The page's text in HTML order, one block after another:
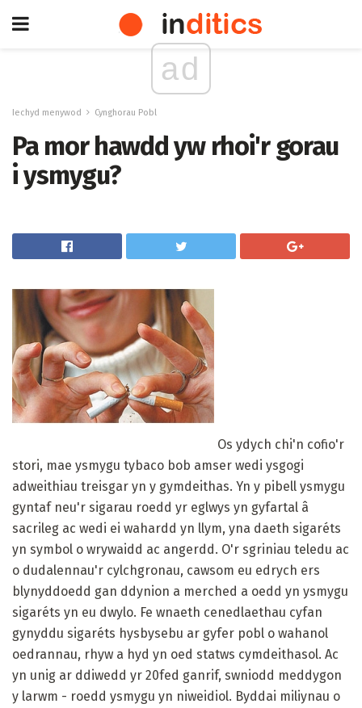
ad
Iechyd menywod Cynghorau Pobl
Pa mor hawdd yw rhoi'r gorau
i ysmygu?
Os ydych chi'n cofio'r
stori, mae ysmygu tybaco bob amser wedi ysgogi
adweithiau treisgar yn y gymdeithas. Yn y pibell ysmygu
gyntaf neu'r sigarau roedd yr eglwys yn gyfartal â
sacrileg ac wedi ei wahardd yn llym, yna daeth sigaréts
yn symbol o wrywaidd ac angerdd. O'r sgriniau teledu ac
o dudalennau'r cylchgronau, cawsom eu edrych ers
blynyddoedd gan ddynion a merched a oedd yn ysmygu
sigaréts yn eu dwylo. Fe wnaeth cenedlaethau cyfan
gynyddu sigaréts hysbysebu ar gyfer pobl o wahanol
oedrannau, rhyw a hyd yn oed statws cymdeithasol. Ac
yn unig ar ddiwedd yr 20fed ganrif, swniodd meddygon
y larwm - roedd ysmygu yn niweidiol. Byddai miliynau o